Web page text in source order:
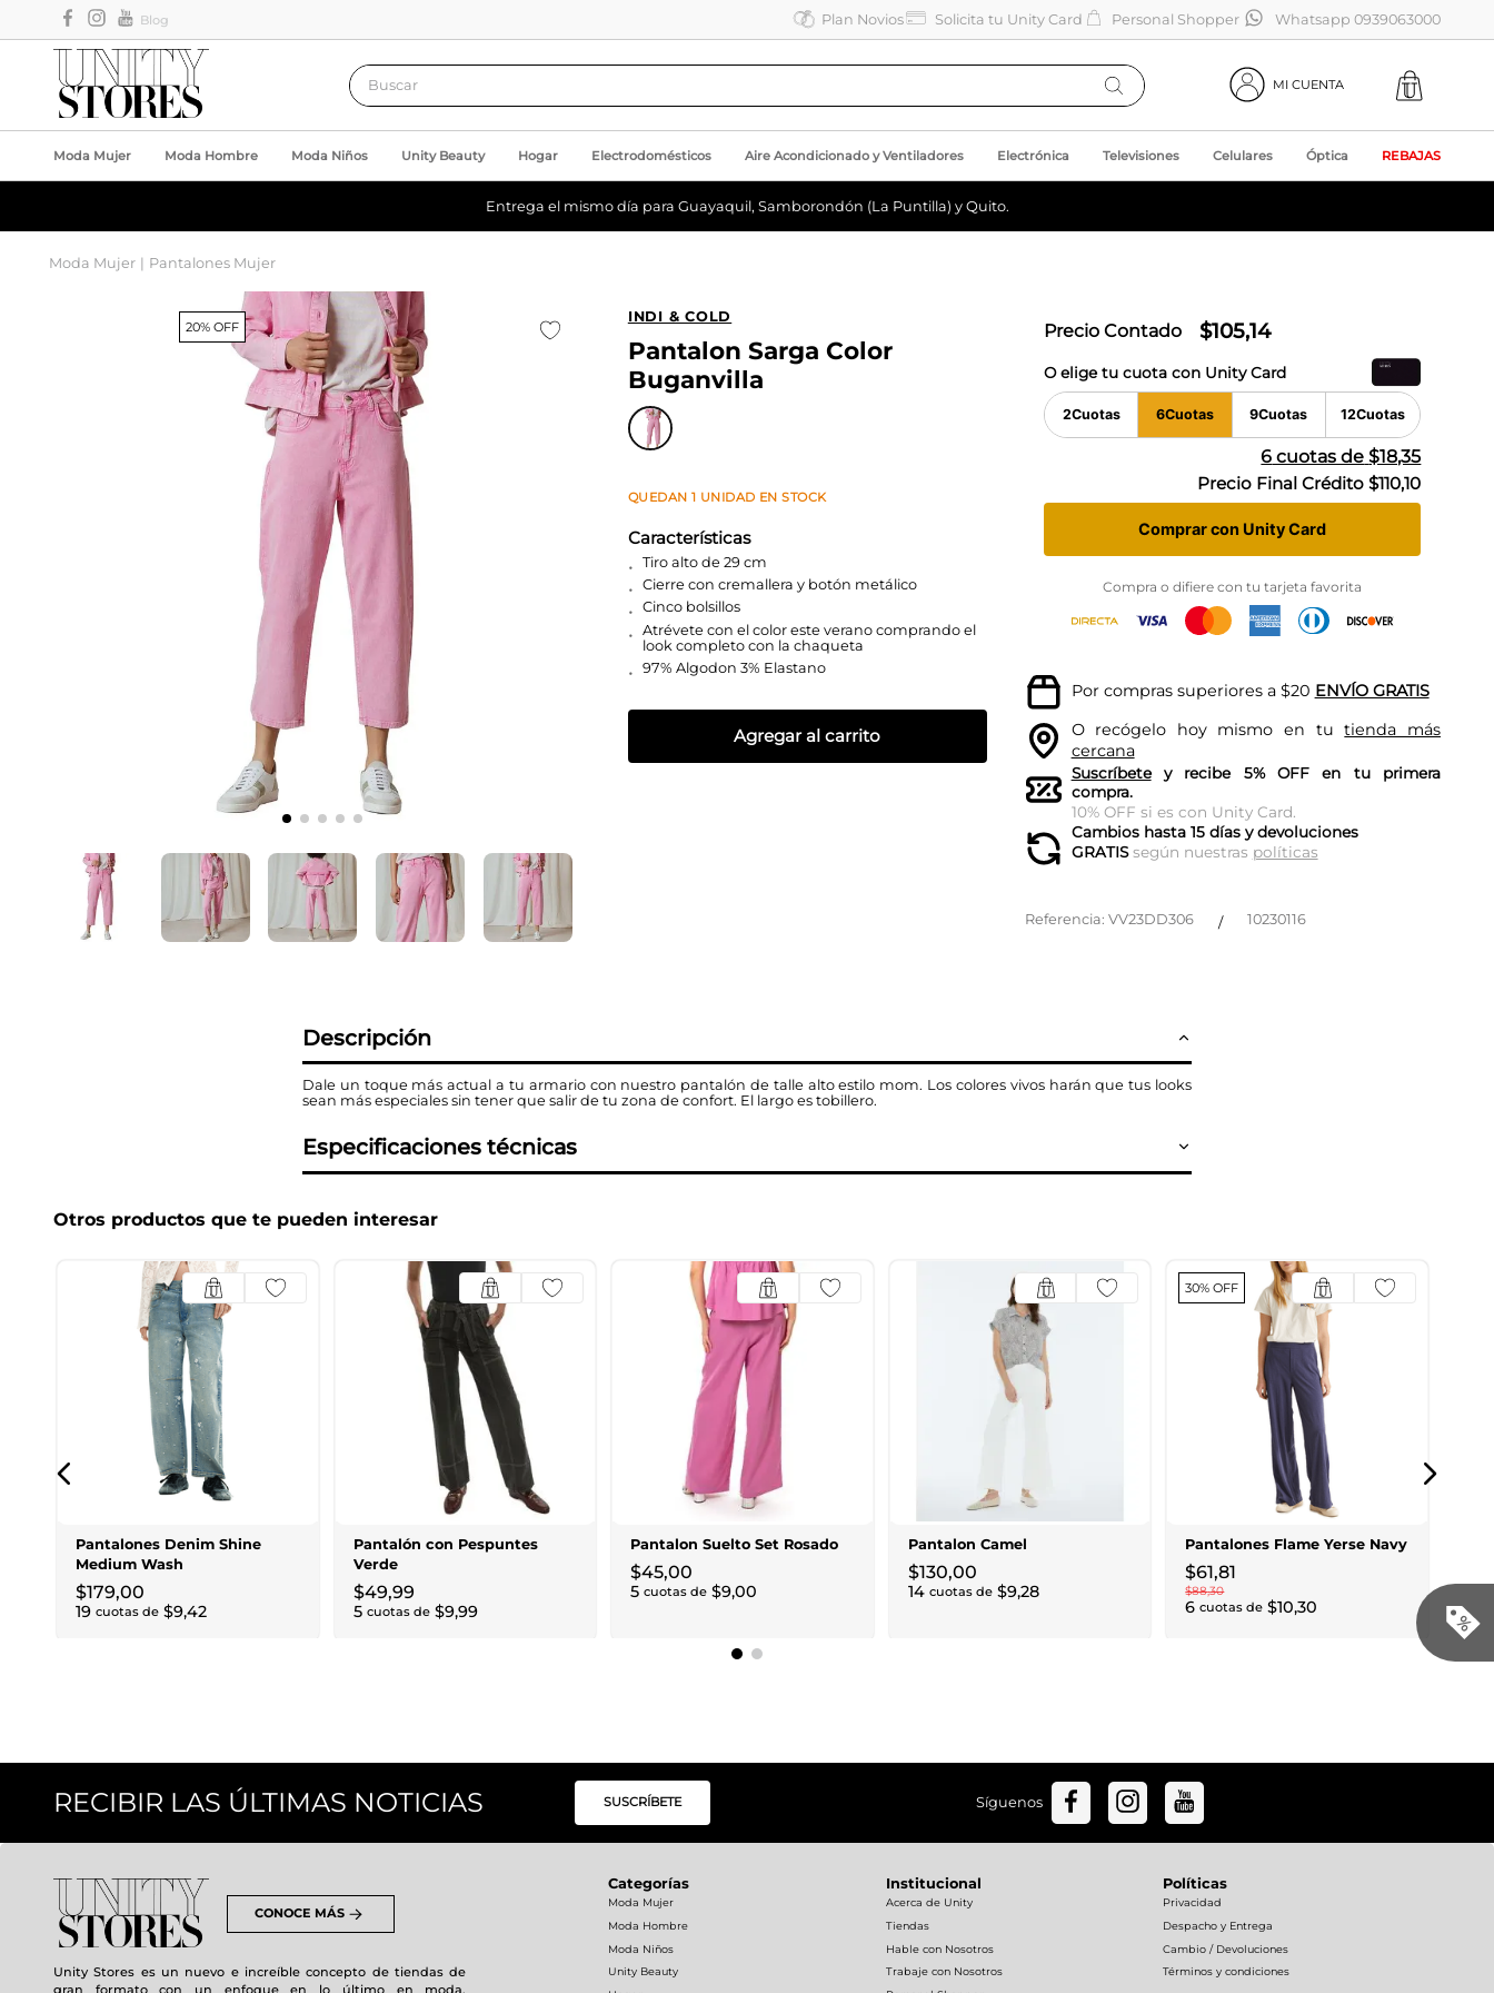
Blog Plan Novios Solicita tu Unity Card Personal Shopper Whatsapp 0939063000
Buscar
MI CUENTA
Moda Mujer Moda Hombre Moda Niños Unity Beauty Hogar Electrodomésticos Aire Acondicionado y Ventiladores Electrónica Televisiones Celulares Óptica REBAJAS
Entrega el mismo día para Guayaquil, Samborondón (La Puntilla) y Quito.
Moda Mujer Pantalones Mujer
20% OFF
INDI & COLD
Pantalon Sarga Color
Buganvilla
QUEDAN 1 UNIDAD EN STOCK
Características
Tiro alto de 29 cm
Cierre con cremallera y botón metálico
Cinco bolsillos
Atrévete con el color este verano comprando el
look completo con la chaqueta
97% Algodon 3% Elastano
Agregar al carrito
Precio Contado $105,14
O elige tu cuota con Unity Card
2Cuotas 6Cuotas 9Cuotas 12Cuotas
6 cuotas de $18,35
Precio Final Crédito $110,10
Comprar con Unity Card
Compra o difiere con tu tarjeta favorita
Por compras superiores a $20 ENVÍO GRATIS
O recógelo hoy mismo en tutienda más
cercana
Suscríbetey recibe 5% OFF en tu primera
compra.
10% OFF si es con Unity Card.
Cambios hasta 15 días y devoluciones
GRATISsegún nuestras políticas
Referencia: VV23DD306 / 10230116
Descripción
Dale un toque más actual a tu armario con nuestro pantalón de talle alto estilo mom. Los colores vivos harán que tus looks
sean más especiales sin tener que salir de tu zona de confort. El largo es tobillero.
Especificaciones técnicas
Otros productos que te pueden interesar
Pantalones Denim Shine
Medium Wash
$179,00
19 cuotas de $9,42
Pantalón con Pespuntes
Verde
$49,99
5 cuotas de $9,99
Pantalon Suelto Set Rosado
$45,00
5 cuotas de $9,00
Pantalon Camel
$130,00
14 cuotas de $9,28
30% OFF
Pantalones Flame Yerse Navy
$61,81
$88,30
6 cuotas de $10,30
RECIBIR LAS ÚLTIMAS NOTICIAS SUSCRÍBETE Síguenos
CONOCE MÁS
Unity Stores es un nuevo e increíble concepto de tiendas de
gran formato con un enfoque en lo último en moda,
Categorías
Moda Mujer
Moda Hombre
Moda Niños
Unity Beauty
Institucional
Acerca de Unity
Tiendas
Hable con Nosotros
Trabaje con Nosotros
Políticas
Privacidad
Despacho y Entrega
Cambio / Devoluciones
Términos y condiciones